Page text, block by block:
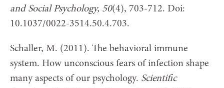
and Social Psychology, 50(4), 703-712. Doi:
10.1037/0022-3514.50.4.703.
Schaller, M. (2011). The behavioral immune
system. How unconscious fears of infection shape
many aspects of our psychology. Scientific